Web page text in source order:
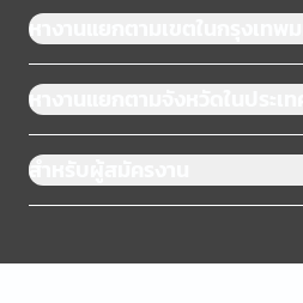
หางานแยกตามเขตในกรุงเทพม
หางานแยกตามจังหวัดในประเทศ
สำหรับผู้สมัครงาน